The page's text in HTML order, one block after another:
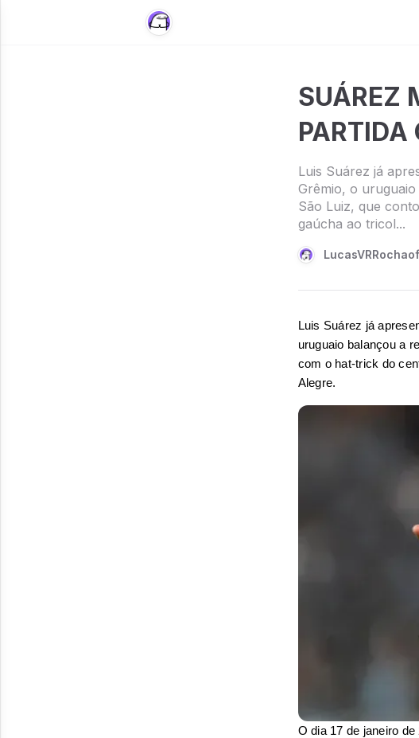
SUÁREZ
PARTIDA
Luis Suárez já
Grêmio, o
São Luiz, que
gaúcha ao tricol...
Luis Suárez já
uruguaio balançou a
com o hat-trick do
Alegre.
O dia 17 de janeiro